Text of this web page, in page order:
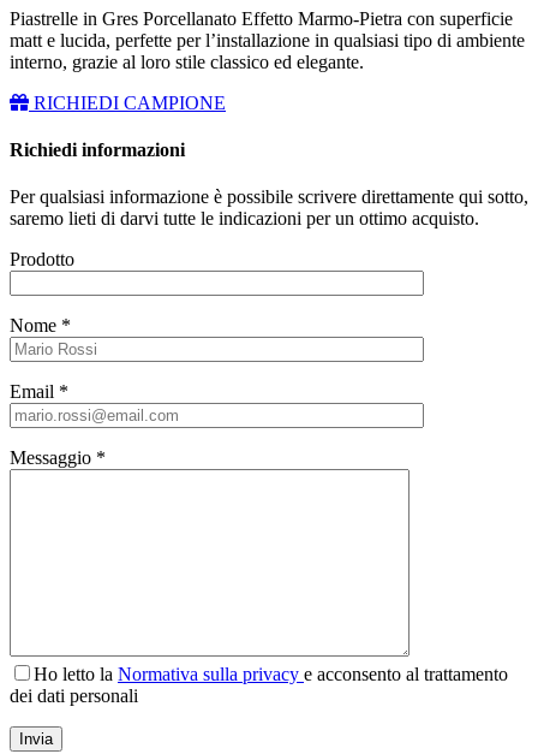
Piastrelle in Gres Porcellanato Effetto Marmo-Pietra con superficie
matt e lucida, perfette per l’installazione in qualsiasi tipo di ambiente
interno, grazie al loro stile classico ed elegante.
RICHIEDI CAMPIONE
Richiedi informazioni
Per qualsiasi informazione è possibile scrivere direttamente qui sotto,
saremo lieti di darvi tutte le indicazioni per un ottimo acquisto.
Prodotto
Nome *
Email *
Messaggio *
Ho letto la Normativa sulla privacy e acconsento al trattamento
dei dati personali